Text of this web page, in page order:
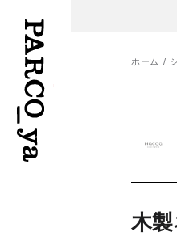
施設案内・ア
ホーム
木